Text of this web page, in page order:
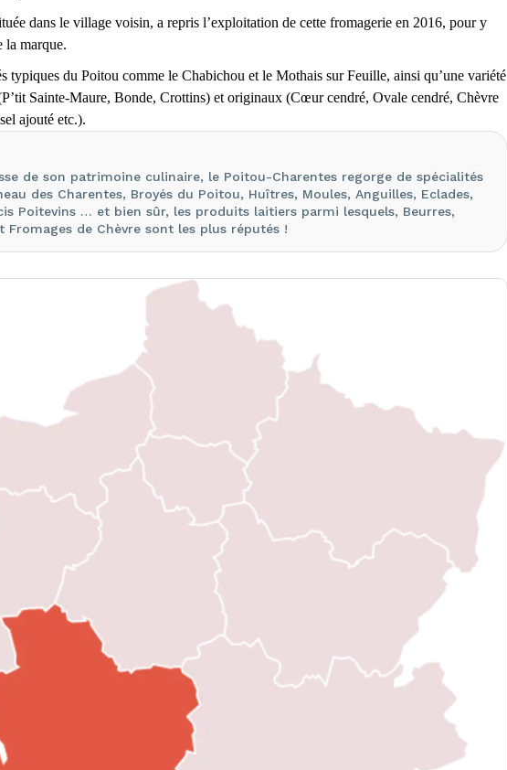
dans le village voisin, a repris l’exploitation de cette fromagerie en 2016, pour y
la marque.
typiques du Poitou comme le Chabichou et le Mothais sur Feuille, ainsi qu’une variété
Sainte-Maure, Bonde, Crottins) et originaux (Cœur cendré, Ovale cendré, Chèvre
ajouté etc.).
de son patrimoine culinaire, le Poitou-Charentes regorge de spécialités
des Charentes, Broyés du Poitou, Huîtres, Moules, Anguilles, Eclades,
Poitevins … et bien sûr, les produits laitiers parmi lesquels, Beurres,
Fromages de Chèvre sont les plus réputés !